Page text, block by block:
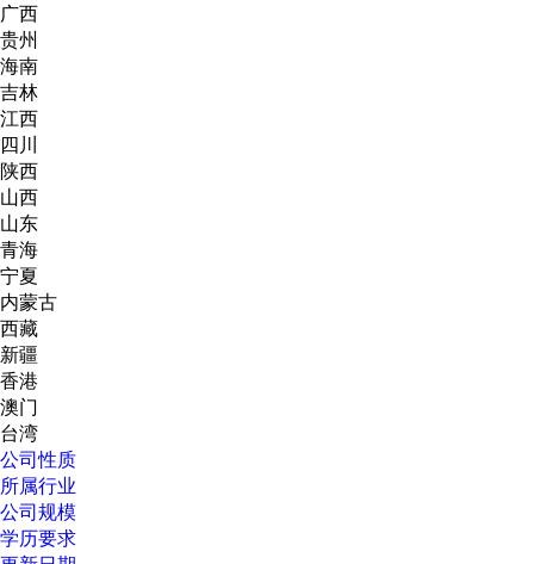
广西
贵州
海南
吉林
江西
四川
陕西
山西
山东
青海
宁夏
内蒙古
西藏
新疆
香港
澳门
台湾
公司性质
所属行业
公司规模
学历要求